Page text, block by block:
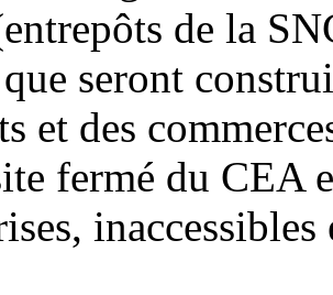
de la
seront
et des
fermé du CEA